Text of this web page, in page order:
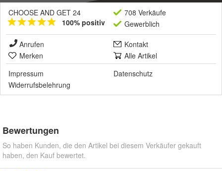
CHOOSE AND GET 24
100% positiv
708 Verkäufe
Gewerblich
Anrufen
Kontakt
Merken
Alle Artikel
Impressum
Datenschutz
Widerrufsbelehrung
Bewertungen
So haben Kunden, die den Artikel bei diesem Verkäufer gekauft
haben, den Kauf bewertet.